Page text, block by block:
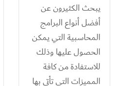
يبحث الكثيرون عن
أفضل أنواع البرامج
المحاسبية التي يمكن
الحصول عليها وذلك
للاستفادة من كافة
المميزات التي تأتي بها